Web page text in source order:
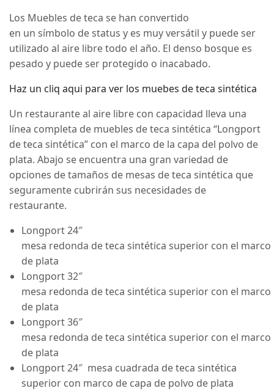
Los Muebles de teca se han convertido
en un símbolo de status y es muy versátil y puede ser
utilizado al aire libre todo el año. El denso bosque es
pesado y puede ser protegido o inacabado.
Haz un cliq aqui para ver los muebes de teca sintética
Un restaurante al aire libre con capacidad lleva una
línea completa de muebles de teca sintética “Longport
de teca sintética” con el marco de la capa del polvo de
plata. Abajo se encuentra una gran variedad de
opciones de tamaños de mesas de teca sintética que
seguramente cubrirán sus necesidades de
restaurante.
Longport 24″
mesa redonda de teca sintética superior con el marco
de plata
Longport 32″
mesa redonda de teca sintética superior con el marco
de plata
Longport 36″
mesa redonda de teca sintética superior con el marco
de plata
Longport 24″ mesa cuadrada de teca sintética
superior con marco de capa de polvo de plata